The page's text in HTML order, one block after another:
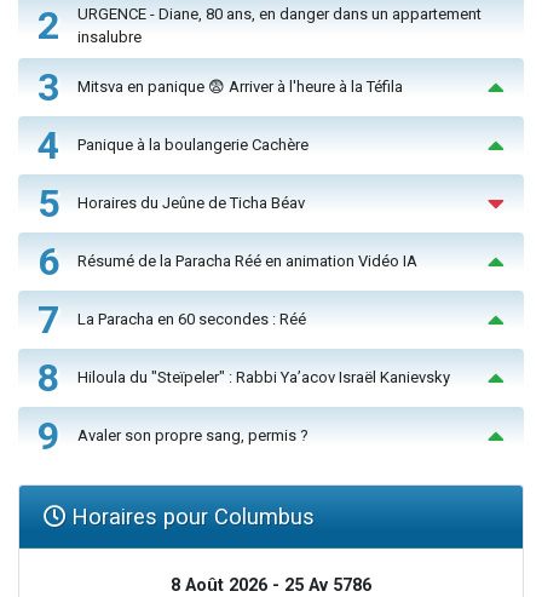
2
URGENCE - Diane, 80 ans, en danger dans un appartement
insalubre
3 Mitsva en panique 😨 Arriver à l'heure à la Téfila
4 Panique à la boulangerie Cachère
5 Horaires du Jeûne de Ticha Béav
6 Résumé de la Paracha Réé en animation Vidéo IA
7 La Paracha en 60 secondes : Réé
8 Hiloula du "Steïpeler" : Rabbi Ya’acov Israël Kanievsky
9 Avaler son propre sang, permis ?
Horaires pour Columbus
8 Août 2026 - 25 Av 5786